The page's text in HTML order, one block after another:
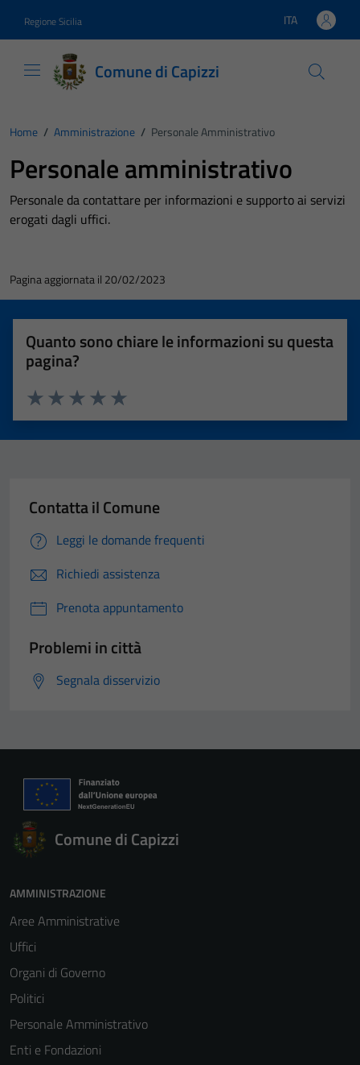
Regione Sicilia Lingua attiva:
ITA
Comune di Capizzi
Home / Amministrazione / Personale Amministrativo
Personale amministrativo
Personale da contattare per informazioni e supporto ai servizi
erogati dagli uffici.
Pagina aggiornata il 20/02/2023
Quanto sono chiare le informazioni su questa
pagina?
Valuta 5 stelle su 5
Valuta 4 stelle su 5
Valuta 3 stelle su 5
Valuta 2 stelle su 5
Valuta 1 stelle su 5
Contatta il Comune
Leggi le domande frequenti
Richiedi assistenza
Prenota appuntamento
Problemi in città
Segnala disservizio
Comune di Capizzi
AMMINISTRAZIONE
Aree Amministrative
Uffici
Organi di Governo
Politici
Personale Amministrativo
Enti e Fondazioni